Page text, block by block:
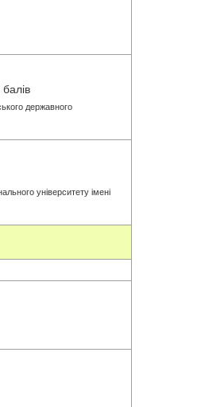
державного
університету імені